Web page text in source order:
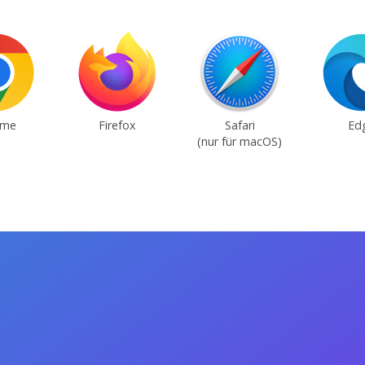
Firefox
Safari
(nur für macOS)